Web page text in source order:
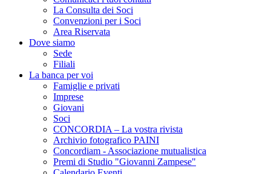
La Consulta dei Soci
Convenzioni per i Soci
Area Riservata
Dove siamo
Sede
Filiali
La banca per voi
Famiglie e privati
Imprese
Giovani
Soci
CONCORDIA – La vostra rivista
Archivio fotografico PAINI
Concordiam - Associazione mutualistica
Premi di Studio "Giovanni Zampese"